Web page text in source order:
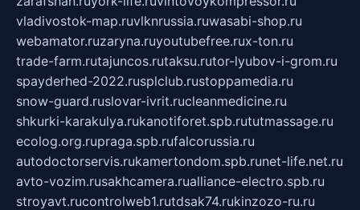
vladivostok-map.ruvlknrussia.ruwasabi-shop.ru
webamator.ruzaryna.ruyoutubefree.rux-ton.ru
trade-farm.rutajuncos.rutaksu.rutor-lyubov-i-grom.ru
spayderhed-2022.rusplclub.rustoppamedia.ru
snow-guard.ruslovar-ivrit.rucleanmedicine.ru
shkurki-karakulya.rukanotiforet.spb.rututmassage.ru
ecolog.org.rupraga.spb.rufalcorussia.ru
autodoctorservis.rukamertondom.spb.runet-life.net.ru
avto-vozim.rusakhcamera.rualliance-electro.spb.ru
stroyavt.rucontrolweb1.rutdsak74.rukinzozo-ru.ru